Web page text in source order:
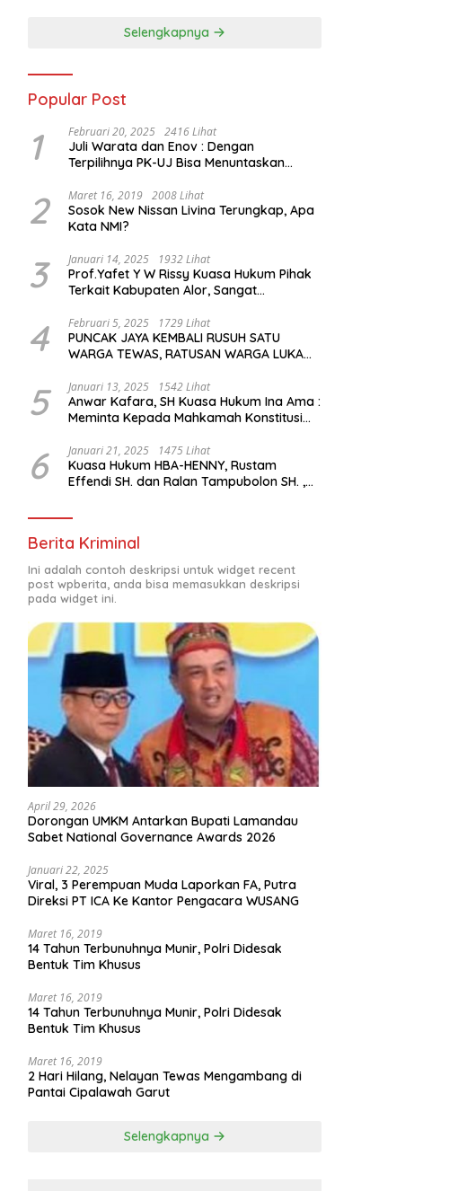
Selengkapnya
Popular Post
1 Februari 20, 2025 2416 Lihat
Juli Warata dan Enov : Dengan
Terpilihnya PK-UJ Bisa Menuntaskan
Orang yang Miskin di Kabupaten Sumba
Tengah
2 Maret 16, 2019 2008 Lihat
Sosok New Nissan Livina Terungkap, Apa
Kata NMI?
3 Januari 14, 2025 1932 Lihat
Prof.Yafet Y W Rissy Kuasa Hukum Pihak
Terkait Kabupaten Alor, Sangat
Keputusan yang Hikmat oleh Bapak
Imanuel dan Bapak Rey Mencabut
Gugatannya ke MK
4 Februari 5, 2025 1729 Lihat
PUNCAK JAYA KEMBALI RUSUH SATU
WARGA TEWAS, RATUSAN WARGA LUKA
TERBAKAR
5 Januari 13, 2025 1542 Lihat
Anwar Kafara, SH Kuasa Hukum Ina Ama :
Meminta Kepada Mahkamah Konstitusi
TPS Bermasalah
6 Januari 21, 2025 1475 Lihat
Kuasa Hukum HBA-HENNY, Rustam
Effendi SH. dan Ralan Tampubolon SH. ,
di MK9
Berita Kriminal
Ini adalah contoh deskripsi untuk widget recent
post wpberita, anda bisa memasukkan deskripsi
pada widget ini.
April 29, 2026
Dorongan UMKM Antarkan Bupati Lamandau
Sabet National Governance Awards 2026
Januari 22, 2025
Viral, 3 Perempuan Muda Laporkan FA, Putra
Direksi PT ICA Ke Kantor Pengacara WUSANG
Maret 16, 2019
14 Tahun Terbunuhnya Munir, Polri Didesak
Bentuk Tim Khusus
Maret 16, 2019
14 Tahun Terbunuhnya Munir, Polri Didesak
Bentuk Tim Khusus
Maret 16, 2019
2 Hari Hilang, Nelayan Tewas Mengambang di
Pantai Cipalawah Garut
Selengkapnya